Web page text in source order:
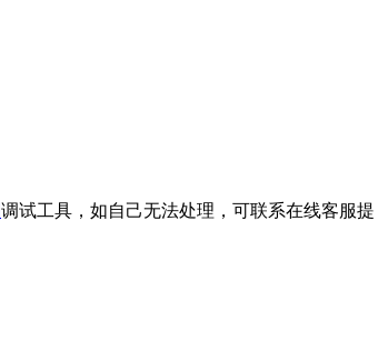
调试工具，如自己无法处理，可联系在线客服提